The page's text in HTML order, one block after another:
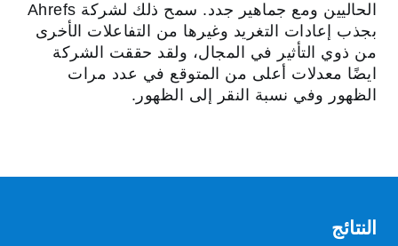
الحاليين ومع جماهير جدد. سمح ذلك لشركة Ahrefs
بجذب إعادات التغريد وغيرها من التفاعلات الأخرى
من ذوي التأثير في المجال، ولقد حققت الشركة
ايضًا معدلات أعلى من المتوقع في عدد مرات
الظهور وفي نسبة النقر إلى الظهور‬.
النتائج